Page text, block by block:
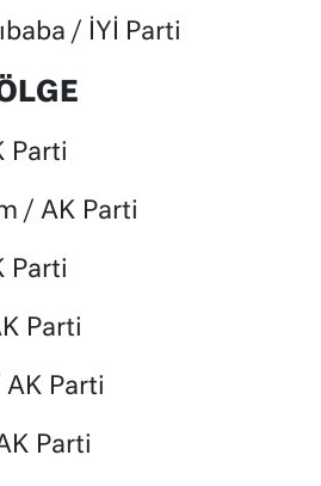
/ İYİ Parti
Parti
/ AK Parti
Parti
Parti
Parti
Parti